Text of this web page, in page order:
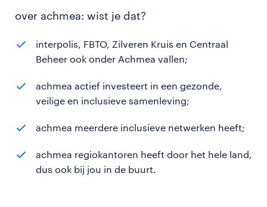
over achmea: wist je dat?
interpolis, FBTO, Zilveren Kruis en Centraal
Beheer ook onder Achmea vallen;
achmea actief investeert in een gezonde,
veilige en inclusieve samenleving;
achmea meerdere inclusieve netwerken heeft;
achmea regiokantoren heeft door het hele land,
dus ook bij jou in de buurt.